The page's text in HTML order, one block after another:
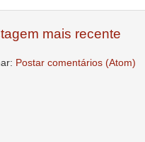
mais recente
Postar comentários (Atom)